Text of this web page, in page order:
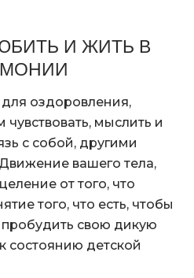
И ЖИТЬ В
для оздоровления,
мыслить и
с собой, другими
вашего тела,
от того, что
того, что есть, чтобы
пробудить свою дикую
состоянию детской